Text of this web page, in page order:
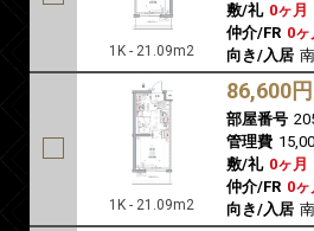
1K - 21.09m2
敷/礼 0ヶ月
仲介/FR 0ヶ
向き/入居
1K - 21.09m2
86,600円
部屋番号
管理費
敷/礼 0ヶ月
仲介/FR 0ヶ
向き/入居